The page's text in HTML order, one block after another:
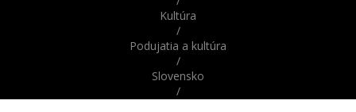
Kultúra
/
Podujatia a kultúra
/
Slovensko
/